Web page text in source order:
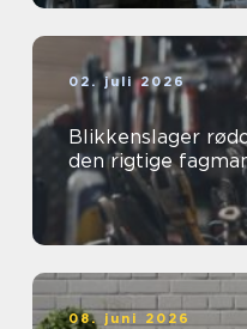
02. juli 2026
Blikkenslager rødovre sådan
den rigtige
08. juni 2026